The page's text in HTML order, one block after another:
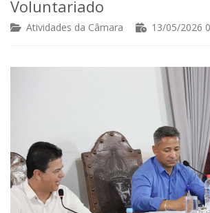
Voluntariado
Atividades da Câmara 13/05/2026